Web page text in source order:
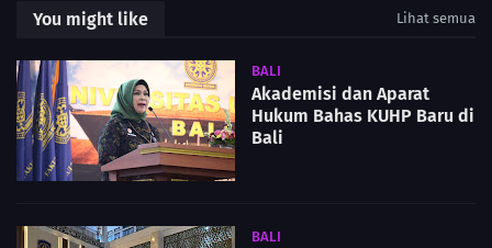
You might like Lihat semua
BALI
Akademisi dan Aparat
Hukum Bahas KUHP Baru di
Bali
BALI